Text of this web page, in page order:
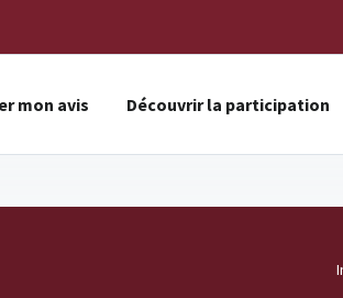
mon avis Découvrir la participation